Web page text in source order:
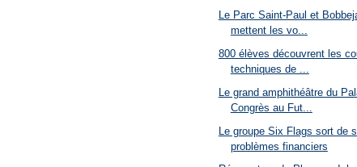
Le Parc Saint-Paul et
mettent les vo...
800 élèves découvrent les
techniques de ...
Le grand amphithéâtre du
Congrès au Fut...
Le groupe Six Flags sort de
problèmes financiers